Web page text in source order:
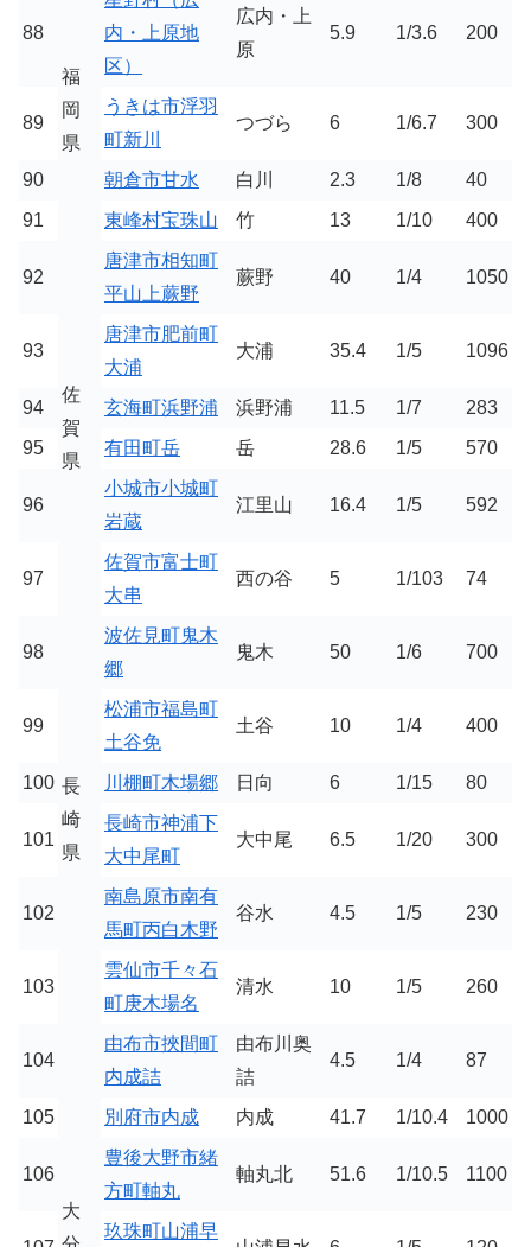
88
福
岡
県
内・上原地
区）
広内・上
原
5.9 1/3.6 200
89
うきは市浮羽
町新川
つづら 6 1/6.7 300
90 朝倉市甘水 白川 2.3 1/8
40
91
東峰村宝珠山 竹 13 1/10 400
92
佐
賀
県
唐津市相知町
平山上蕨野
蕨野 40 1/4 1050
93
唐津市肥前町
大浦
大浦 35.4 1/5 1096
94 玄海町浜野浦 浜野浦 11.5 1/7
283
95
有田町岳 岳 28.6 1/5 570
96
小城市小城町
岩蔵
江里山 16.4 1/5 592
97
佐賀市富士町
大串
西の谷 5 1/103 74
98
長
崎
県
波佐見町鬼木
郷
鬼木 50 1/6 700
99
松浦市福島町
土谷免
土谷 10 1/4 400
100 川棚町木場郷 日向 6 1/15 80
101
長崎市神浦下
大中尾町
大中尾 6.5 1/20 300
102
南島原市南有
馬町丙白木野
谷水 4.5 1/5 230
103
雲仙市千々石
町庚木場名
清水 10 1/5 260
104
大
由布市挾間町
内成詰
由布川奥
詰
4.5 1/4 87
105 別府市内成 内成 41.7 1/10.4 1000
106
豊後大野市緒
方町軸丸
軸丸北 51.6 1/10.5 1100
玖珠町山浦早